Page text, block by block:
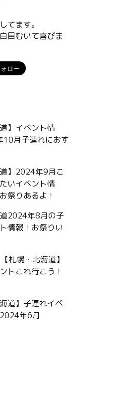
てます。
目むいて喜びま
】イベント情
月子連れにおす
】2024年9月こ
いイベント情
祭りあるよ！
2024年8月の子
情報！お祭りい
札幌・北海道】
トこれ行こう！
道】子連れイベ
年6月